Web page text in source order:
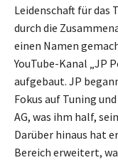
Leidenschaft für das
durch die
einen Namen
YouTube-Kanal „JP
aufgebaut. JP
Fokus auf Tuning
AG, was ihm half,
Darüber hinaus hat
Bereich erweitert,